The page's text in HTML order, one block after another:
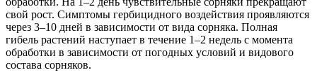
свой рост. Симптомы гербицидного воздействия проявляются
через 3–10 дней в зависимости от вида сорняка. Полная
гибель растений наступает в течение 1–2 недель с момента
обработки в зависимости от погодных условий и видового
состава сорняков.